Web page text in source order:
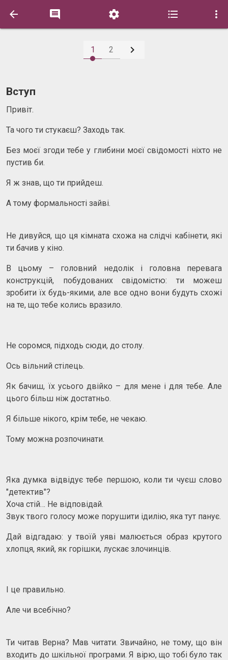
    
1 2 
Вступ
Привіт.
Та чого ти стукаєш? Заходь так.
Без моєї згоди тебе у глибини моєї свідомості ніхто не
пустив би.
Я ж знав, що ти прийдеш.
А тому формальності зайві.
Не дивуйся, що ця кімната схожа на слідчі кабінети, які
ти бачив у кіно.
В цьому – головний недолік і головна перевага
конструкцій, побудованих свідомістю: ти можеш
зробити їх будь-якими, але все одно вони будуть схожі
на те, що тебе колись вразило.
Не соромся, підходь сюди, до столу.
Ось вільний стілець.
Як бачиш, їх усього двійко – для мене і для тебе. Але
цього більш ніж достатньо.
Я більше нікого, крім тебе, не чекаю.
Тому можна розпочинати.
Яка думка відвідує тебе першою, коли ти чуєш слово
"детектив"?
Хоча стій… Не відповідай.
Звук твого голосу може порушити ідилію, яка тут панує.
Дай відгадаю: у твоїй уяві малюється образ крутого
хлопця, який, як горішки, лускає злочинців.
І це правильно.
Але чи всебічно?
Ти читав Верна? Мав читати. Звичайно, не тому, що він
входить до шкільної програми. Я вірю, що тобі було так